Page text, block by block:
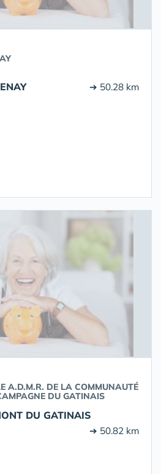
➔ 50.28 km
A.D.M.R. DE LA COMMUNAUTÉ
DU GATINAIS
DU GATINAIS
➔ 50.82 km